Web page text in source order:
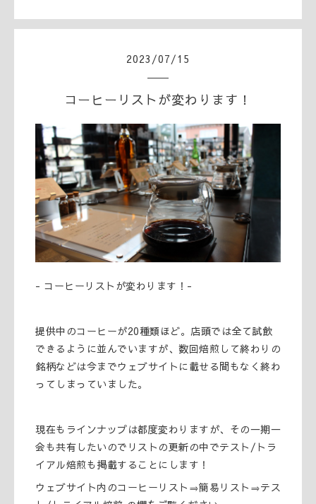
2023 /07/15
コーヒーリストが変わります！
- コーヒーリストが変わります！-
提供中のコーヒーが20種類ほど。店頭では全て試飲
できるように並んでいますが、数回焙煎して終わりの
銘柄などは今までウェブサイトに載せる間もなく終わ
ってしまっていました。
現在もラインナップは都度変わりますが、その一期一
会も共有したいのでリストの更新の中でテスト/トラ
イアル焙煎も掲載することにします！
ウェブサイト内のコーヒーリスト⇒簡易リスト⇒テス